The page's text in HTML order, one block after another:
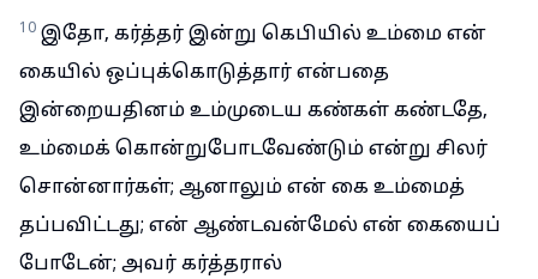
10 இதோ, கர்த்தர் இன்று கெபியில் உம்மை என்
கையில் ஒப்புக்கொடுத்தார் என்பதை
இன்றையதினம் உம்முடைய கண்கள் கண்டதே,
உம்மைக் கொன்றுபோடவேண்டும் என்று சிலர்
சொன்னார்கள்; ஆனாலும் என் கை உம்மைத்
தப்பவிட்டது; என் ஆண்டவன்மேல் என் கையைப்
போடேன்; அவர் கர்த்தரால்